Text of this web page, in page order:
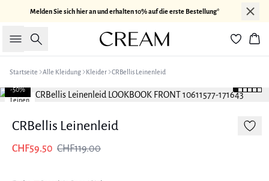
Melden Sie sich hier an und erhalten 10% auf die erste Bestellung*
Suche
Startseite Alle Kleidung Kleider CRBellis Leinenleid
Leinen
-50%
CRBellis Leinenleid
CHF59.50 CHF119.00